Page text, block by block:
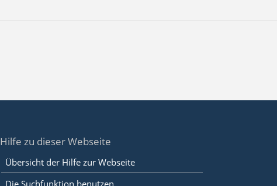
Hilfe zu dieser Webseite
Übersicht der Hilfe zur Webseite